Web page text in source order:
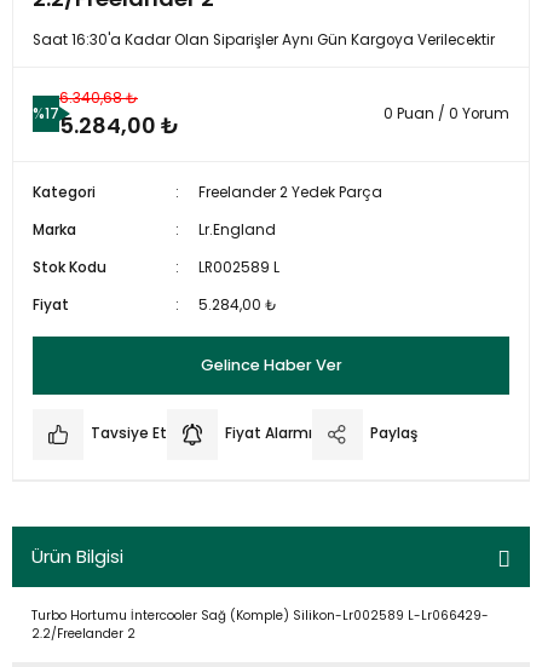
Saat 16:30'a Kadar Olan Siparişler Aynı Gün Kargoya Verilecektir
%17
6.340,68 ₺
5.284,00 ₺ 0 Puan / 0 Yorum
Kategori
Freelander 2 Yedek Parça
Marka
Lr.England
Stok Kodu
LR002589 L
Fiyat
5.284,00 ₺
Gelince Haber Ver
Tavsiye Et Fiyat Alarmı Paylaş
Ürün Bilgisi
Turbo Hortumu İntercooler Sağ (Komple) Silikon-Lr002589 L-Lr066429-
2.2/Freelander 2